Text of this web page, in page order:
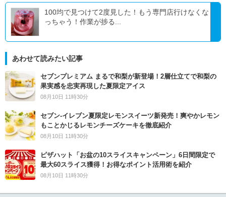
100均で見つけて2度見した！もう専門店行けなくな
っちゃう！作業が捗る...
あわせて読みたい記事
セブンプレミアム まるで和梨が新登場！2層仕立てで和梨の
果実感を忠実再現した夏限定アイス
08月10日 11時30分
セブン‐イレブン夏限定レモンスイーツ新発売！爽やかレモン
もことかじるレモンチーズケーキを徹底紹介
08月10日 11時30分
ピザハット「お盆の10スライスキャンペーン」6日間限定で
最大60スライス獲得！お得なポイント活用術を紹介
08月10日 11時30分